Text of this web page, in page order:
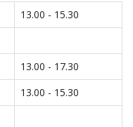
13.00 - 15.30
13.00 - 17.30
13.00 - 15.30